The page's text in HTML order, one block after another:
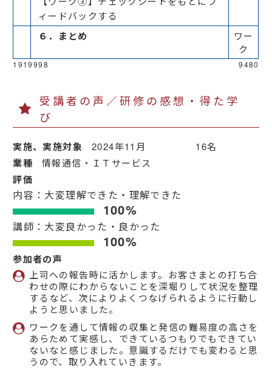
ィードバックする
６．まとめ
ワー
ク
9480
1919998
受講者の声／研修の感想・得た学
び
実施、実施対象 2024年11月 16名
業種 情報通信・ＩＴサービス
評価
内容：大変理解できた・理解できた
100%
講師：大変良かった・良かった
100%
参加者の声
上司への報告時に活かします。お客さまとの打ち合
わせの際にわからないことを深堀りして状況を整理
するなど、次によりよくつなげられるように行動し
ようと思いました。
ワークを通して情報の収集と発信の難易度の高さを
あらためて実感し、できているつもりでもできてい
ないなと感じました。意識するだけでも変わると思
うので、取り入れていきます。